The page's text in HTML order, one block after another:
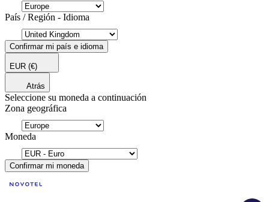
País / Región - Idioma
Confirmar mi país e idioma
EUR (€)
Atrás
Seleccione su moneda a continuación
Zona geográfica
Moneda
Confirmar mi moneda